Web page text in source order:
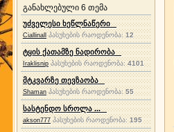
განახლებული 6 თემა
უძველესი ხეწლნაწერი
Ciallinall პასუხების რაოდენობა:12
ტყის ქათამზე ნადირობა
Iraklisnip პასუხების რაოდენობა: 4101
მტკვარზე თევზაობა
Shaman პასუხების რაოდენობა:55
სასტენდო სროლა ...
akson777 პასუხების რაოდენობა:195